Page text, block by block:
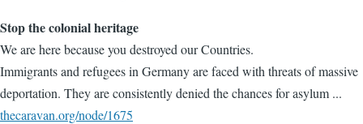
Stop the colonial heritage
We are here because you destroyed our Countries.
Immigrants and refugees in Germany are faced with threats of massive
deportation. They are consistently denied the chances for asylum ...
thecaravan.org/node/1675